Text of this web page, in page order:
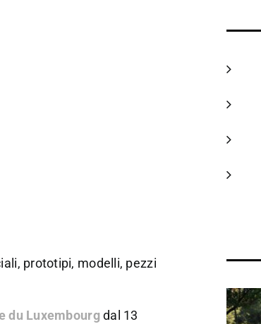
prototipi, modelli, pezzi
du Luxembourgdal 13